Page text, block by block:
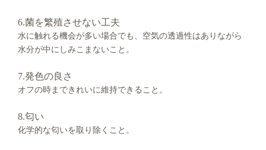
6.菌を繁殖させない工夫
水に触れる機会が多い場合でも、空気の透過性はありながら
水分が中にしみこまないこと。
7.発色の良さ
オフの時まできれいに維持できること。
8.匂い
化学的な匂いを取り除くこと。